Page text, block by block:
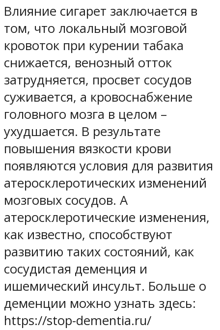
Влияние сигарет заключается в
том, что локальный мозговой
кровоток при курении табака
снижается, венозный отток
затрудняется, просвет сосудов
суживается, а кровоснабжение
головного мозга в целом –
ухудшается. В результате
повышения вязкости крови
появляются условия для развития
атеросклеротических изменений
мозговых сосудов. А
атеросклеротические изменения,
как известно, способствуют
развитию таких состояний, как
сосудистая деменция и
ишемический инсульт. Больше о
деменции можно узнать здесь:
https://stop-dementia.ru/